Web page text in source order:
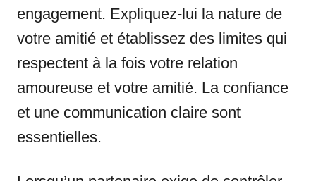
engagement. Expliquez-lui la nature de
votre amitié et établissez des limites qui
respectent à la fois votre relation
amoureuse et votre amitié. La confiance
et une communication claire sont
essentielles.